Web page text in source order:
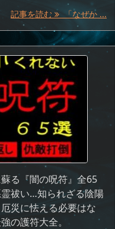
記事を読む 「なぜか ...
る『闇の呪符』全65
祓い…知られざる陰陽
災に怯える必要はな
の護符大全。